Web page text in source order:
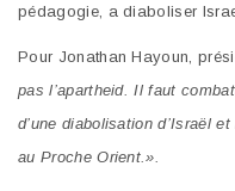
pédagogie, a diaboliser
Pour Jonathan Hayoun,
pas l’apartheid. Il faut
d’une diabolisation d’Israël
au Proche Orient.».